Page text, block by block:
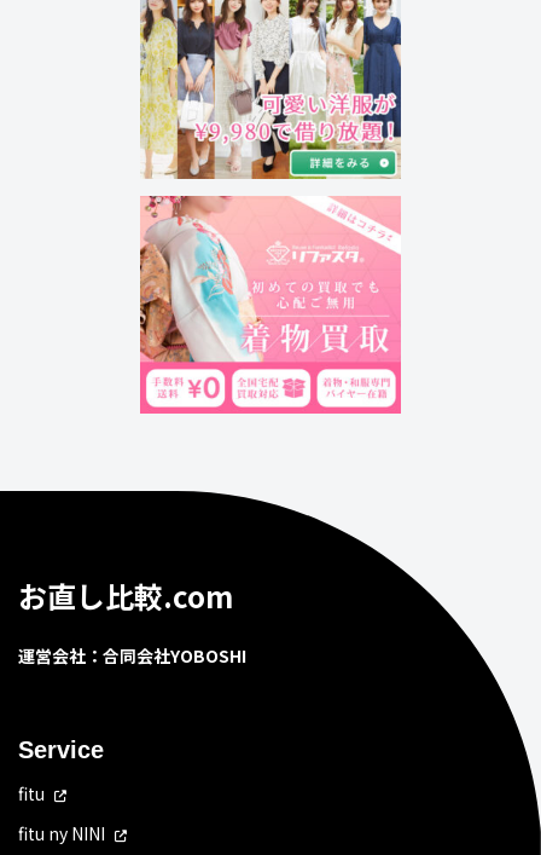
お直し比較.com
運営会社：合同会社YOBOSHI
Service
fitu
fitu ny NINI